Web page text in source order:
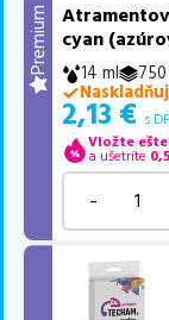
Premium
cyan
14 ml
2,13 € s
Vložte
a ušetríte
-